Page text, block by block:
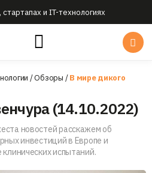
и IT-технологиях
/Обзоры /В мире дикого
(14.10.2022)
новостей расскажем об
инвестиций в Европе и
испытаний.